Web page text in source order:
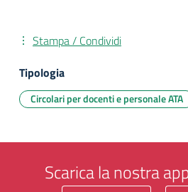
Stampa / Condividi
Tipologia
Circolari per docenti e personale ATA
Scarica la nostra